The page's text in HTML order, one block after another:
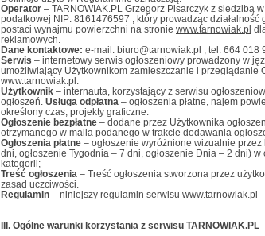
Operator – TARNOWIAK.PL Grzegorz Pisarczyk z siedzibą
podatkowej NIP: 8161476597 , który prowadząc
postaci wynajmu powierzchni na stronie www.tarnowiak.pl
reklamowych.
Dane kontaktowe: e-mail: biuro@tarnowiak.pl , tel. 664 018
Serwis – internetowy serwis ogłoszeniowy prowadzony w
umożliwiający Użytkownikom zamieszczanie i przeglądanie
www.tarnowiak.pl.
Użytkownik – internauta, korzystający z serwisu
ogłoszeń. Usługa odpłatna – ogłoszenia płatne, najem
określony czas, projekty graficzne.
Ogłoszenie bezpłatne – dodane przez Użytkownika
otrzymanego w maila podanego w trakcie dodawania
Ogłoszenia płatne – ogłoszenie wyróżnione wizualnie
dni, ogłoszenie Tygodnia – 7 dni, ogłoszenie Dnia – 2 dni)
kategorii;
Treść ogłoszenia – Treść ogłoszenia stworzona przez
zasad uczciwości.
Regulamin – niniejszy regulamin serwisu www.tarnowiak.pl
III. Ogólne warunki korzystania z serwisu TARNOWIAK.PL